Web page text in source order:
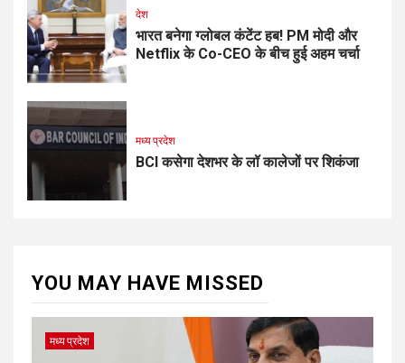
देश
भारत बनेगा ग्लोबल कंटेंट हब! PM मोदी और
Netflix के Co-CEO के बीच हुई अहम चर्चा
मध्य प्रदेश
BCI कसेगा देशभर के लॉ कालेजों पर शिकंजा
YOU MAY HAVE MISSED
मध्य प्रदेश